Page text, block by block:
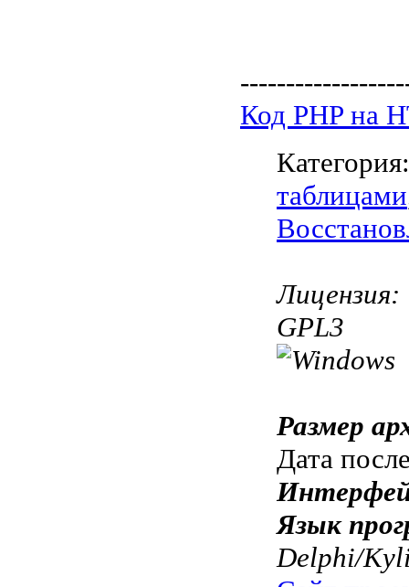
Код PHP на
таблицами
Лицензия:
GPL3
Размер
Дата
Язык
Delphi/